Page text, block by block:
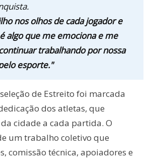
nos olhos de cada jogador e
algo que me emociona e me
trabalhando por nossa
esporte."
de Estreito foi marcada
dos atletas, que
cidade a cada partida. O
um trabalho coletivo que
comissão técnica, apoiadores e